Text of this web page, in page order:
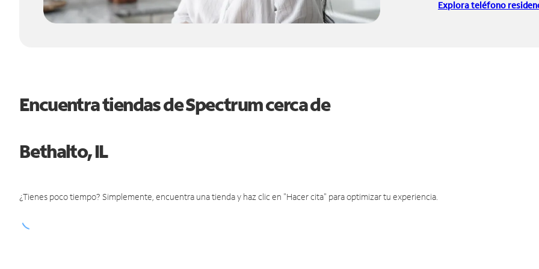
Explora teléfono
Encuentra tiendas de Spectrum cerca de
Bethalto, IL
¿Tienes poco tiempo? Simplemente, encuentra una tienda y haz clic en "Hacer cita" para optimizar tu experiencia.